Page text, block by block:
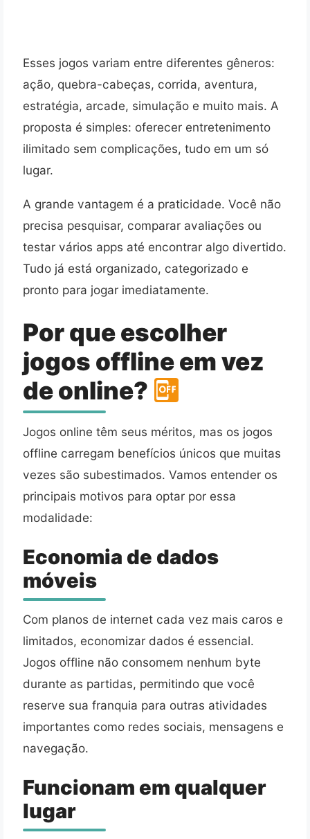
Esses jogos variam entre diferentes gêneros:
ação, quebra-cabeças, corrida, aventura,
estratégia, arcade, simulação e muito mais. A
proposta é simples: oferecer entretenimento
ilimitado sem complicações, tudo em um só
lugar.
A grande vantagem é a praticidade. Você não
precisa pesquisar, comparar avaliações ou
testar vários apps até encontrar algo divertido.
Tudo já está organizado, categorizado e
pronto para jogar imediatamente.
Por que escolher
jogos offline em vez
de online?
Jogos online têm seus méritos, mas os jogos
offline carregam benefícios únicos que muitas
vezes são subestimados. Vamos entender os
principais motivos para optar por essa
modalidade:
Economia de dados
móveis
Com planos de internet cada vez mais caros e
limitados, economizar dados é essencial.
Jogos offline não consomem nenhum byte
durante as partidas, permitindo que você
reserve sua franquia para outras atividades
importantes como redes sociais, mensagens e
navegação.
Funcionam em qualquer
lugar